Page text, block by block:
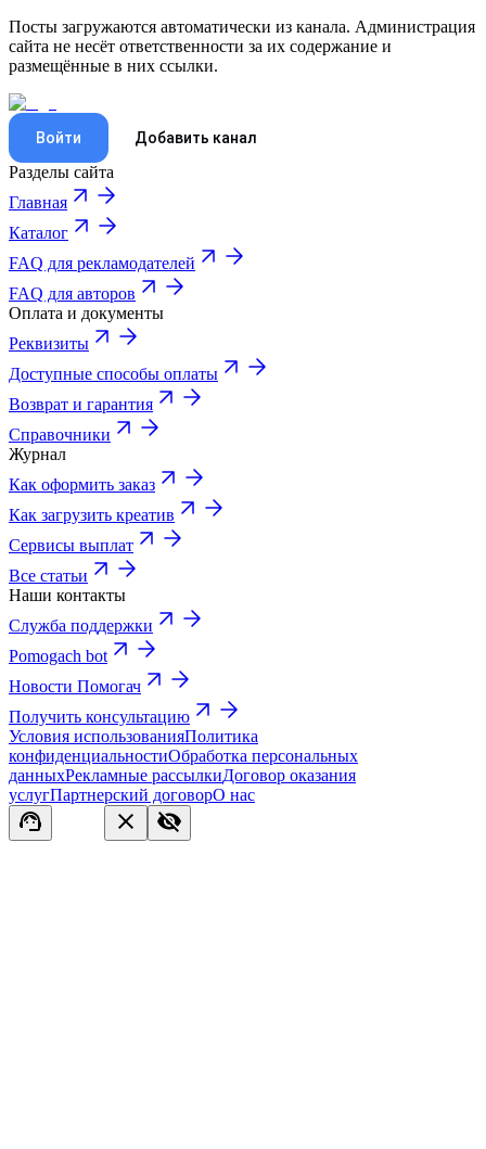
Посты загружаются автоматически из канала. Администрация
сайта не несёт ответственности за их содержание и
размещённые в них ссылки.
Войти Добавить канал
Разделы сайта
Главная
Каталог
FAQ для рекламодателей
FAQ для авторов
Оплата и документы
Реквизиты
Доступные способы оплаты
Возврат и гарантия
Справочники
Журнал
Как оформить заказ
Как загрузить креатив
Сервисы выплат
Все статьи
Наши контакты
Служба поддержки
Pomogach bot
Новости Помогач
Получить консультацию
Условия использованияПолитика
конфиденциальностиОбработка персональных
данныхРекламные рассылкиДоговор оказания
услугПартнерский договорО нас